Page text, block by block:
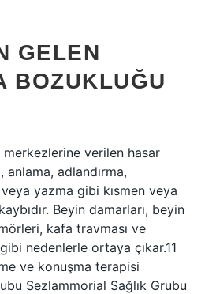
GELEN
BOZUKLUĞU
verilen hasar
adlandırma,
yazma gibi kısmen veya
Beyin damarları, beyin
kafa travması ve
nedenlerle ortaya çıkar.11
ve konuşma terapisi
Sezlammorial Sağlık Grubu